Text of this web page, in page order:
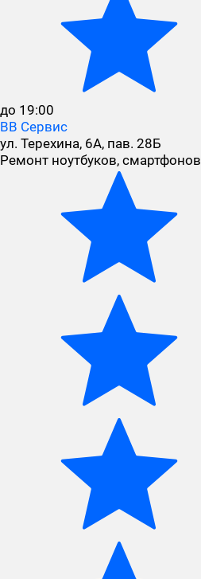
до 19:00
ВВ Сервис
ул. Терехина, 6А, пав. 28Б
Ремонт ноутбуков, смартфонов